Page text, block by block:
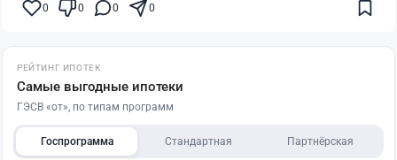
0 0 0 0
РЕЙТИНГ ИПОТЕК
Самые выгодные ипотеки
ГЭСВ «от», по типам программ
Госпрограмма Стандартная Партнёрская